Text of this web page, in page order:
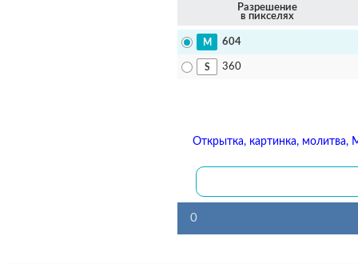
Разрешение
в пикселях
604
360
Открытка, картинка, молитва,
0